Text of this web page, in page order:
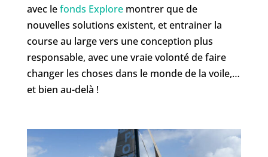
avec lefonds Exploremontrer que de
nouvelles solutions existent, et entrainer la
course au large vers une conception plus
responsable, avec une vraie volonté de faire
changer les choses dans le monde de la voile,…
et bien au-delà !